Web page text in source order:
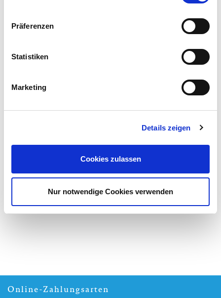
Präferenzen
Statistiken
Marketing
Details zeigen
Cookies zulassen
Nur notwendige Cookies verwenden
Körperpeeling Lotusblüte & Rohrzucker (
Online-Zahlungsarten